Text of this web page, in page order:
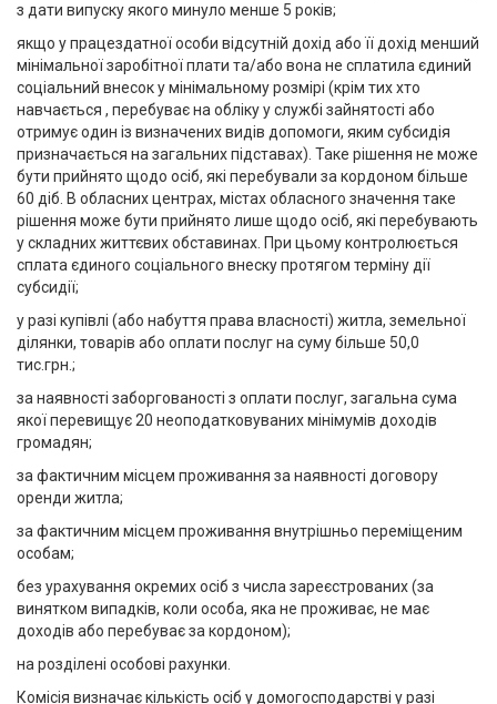
з дати випуску якого минуло менше 5 років;
якщо у працездатної особи відсутній дохід або її дохід менший
мінімальної заробітної плати та/або вона не сплатила єдиний
соціальний внесок у мінімальному розмірі (крім тих хто
навчається , перебуває на обліку у службі зайнятості або
отримує один із визначених видів допомоги, яким субсидія
призначається на загальних підставах). Таке рішення не може
бути прийнято щодо осіб, які перебували за кордоном більше
60 діб. В обласних центрах, містах обласного значення таке
рішення може бути прийнято лише щодо осіб, які перебувають
у складних життєвих обставинах. При цьому контролюється
сплата єдиного соціального внеску протягом терміну дії
субсидії;
у разі купівлі (або набуття права власності) житла, земельної
ділянки, товарів або оплати послуг на суму більше 50,0
тис.грн.;
за наявності заборгованості з оплати послуг, загальна сума
якої перевищує 20 неоподатковуваних мінімумів доходів
громадян;
за фактичним місцем проживання за наявності договору
оренди житла;
за фактичним місцем проживання внутрішньо переміщеним
особам;
без урахування окремих осіб з числа зареєстрованих (за
винятком випадків, коли особа, яка не проживає, не має
доходів або перебуває за кордоном);
на розділені особові рахунки.
Комісія визначає кількість осіб у домогосподарстві у разі